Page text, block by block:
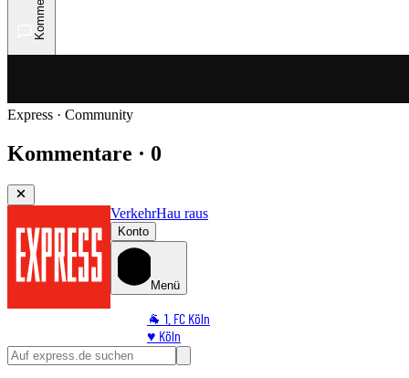
Express · Community
Kommentare · 0
VerkehrHau raus
Konto
Menü
🐐 1. FC Köln
♥️ Köln
⭐ Promi